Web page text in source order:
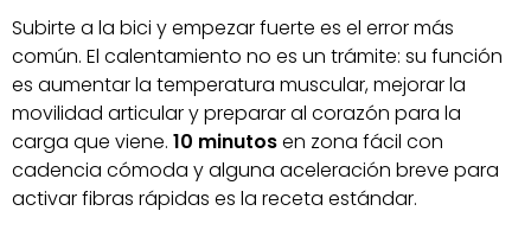
Subirte a la bici y empezar fuerte es el error más
común. El calentamiento no es un trámite: su función
es aumentar la temperatura muscular, mejorar la
movilidad articular y preparar al corazón para la
carga que viene. 10 minutosen zona fácil con
cadencia cómoda y alguna aceleración breve para
activar fibras rápidas es la receta estándar.